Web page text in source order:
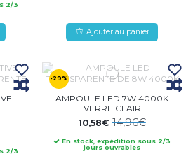
2/3
Ajouter au panier
2/3
-29%
AMPOULE LED 7W 4000K
VERRE CLAIR
10,58€14,96€
En stock, expédition sous 2/3
jours ouvrables